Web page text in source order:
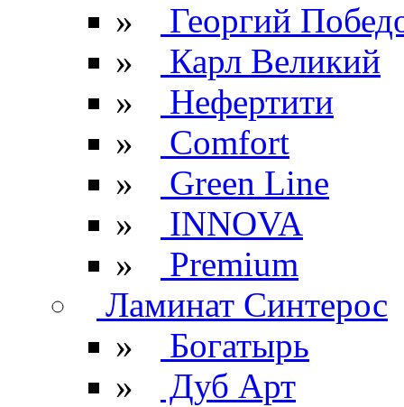
»
Георгий
»
Карл Великий
»
Нефертити
»
Comfort
»
Green Line
»
INNOVA
»
Premium
Ламинат Синтерос
»
Богатырь
»
Дуб Арт